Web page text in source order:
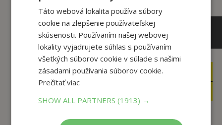
21,90€
17
Táto webová lokalita používa súbory
cookie na zlepšenie používateľskej
skúsenosti. Používaním našej webovej
lokality vyjadrujete súhlas s používaním
všetkých súborov cookie v súlade s našimi
zásadami používania súborov cookie.
Prečítať viac
SHOW ALL PARTNERS(1913) →